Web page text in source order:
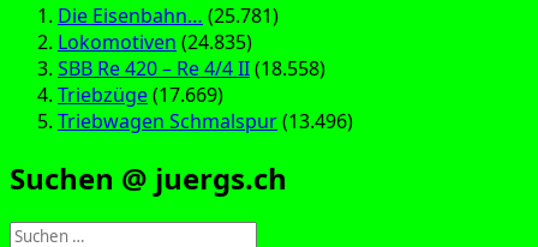
Die Eisenbahn… (25.781)
Lokomotiven (24.835)
SBB Re 420 – Re 4/4 II(18.558)
Triebzüge(17.669)
Triebwagen Schmalspur(13.496)
Suchen @ juergs.ch
Suchen